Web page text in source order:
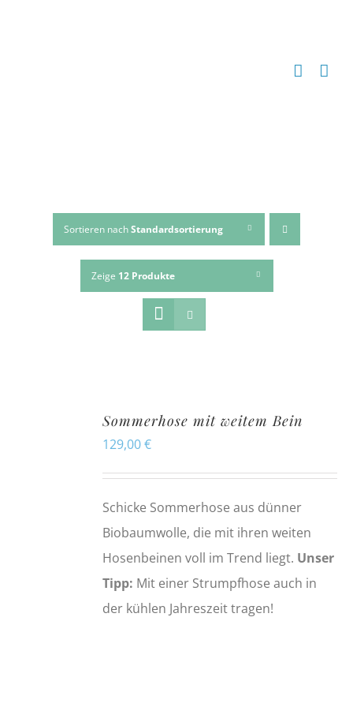
Sortieren nachStandardsortierung
Zeige 12 Produkte
Sommerhose mit weitem Bein
129,00€
Schicke Sommerhose aus dünner
Biobaumwolle, die mit ihren weiten
Hosenbeinen voll im Trend liegt. Unser
Tipp: Mit einer Strumpfhose auch in
der kühlen Jahreszeit tragen!